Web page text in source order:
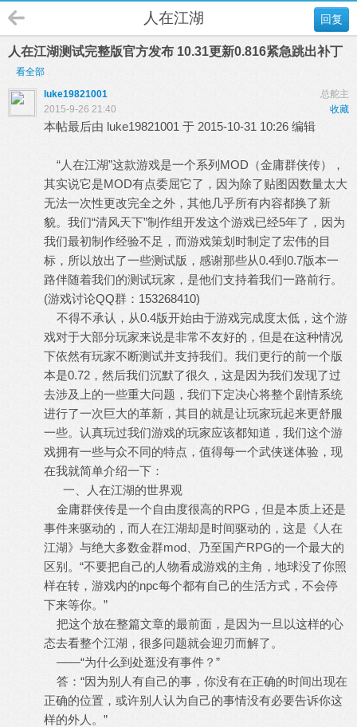
回复
人在江湖
人在江湖测试完整版官方发布 10.31更新0.816紧急跳出补丁
看全部
总舵主
luke19821001
收藏
2015-9-26 21:40
本帖最后由 luke19821001 于 2015-10-31 10:26 编辑
“人在江湖”这款游戏是一个系列MOD（金庸群侠传），
其实说它是MOD有点委屈它了，因为除了贴图因数量太大
无法一次性更改完全之外，其他几乎所有内容都换了新
貌。我们“清风天下”制作组开发这个游戏已经5年了，因为
我们最初制作经验不足，而游戏策划时制定了宏伟的目
标，所以放出了一些测试版，感谢那些从0.4到0.7版本一
路伴随着我们的测试玩家，是他们支持着我们一路前行。
(游戏讨论QQ群：153268410)
不得不承认，从0.4版开始由于游戏完成度太低，这个游
戏对于大部分玩家来说是非常不友好的，但是在这种情况
下依然有玩家不断测试并支持我们。我们更行的前一个版
本是0.72，然后我们沉默了很久，这是因为我们发现了过
去涉及上的一些重大问题，我们下定决心将整个剧情系统
进行了一次巨大的革新，其目的就是让玩家玩起来更舒服
一些。认真玩过我们游戏的玩家应该都知道，我们这个游
戏拥有一些与众不同的特点，值得每一个武侠迷体验，现
在我就简单介绍一下：
一、人在江湖的世界观
金庸群侠传是一个自由度很高的RPG，但是本质上还是
事件来驱动的，而人在江湖却是时间驱动的，这是《人在
江湖》与绝大多数金群mod、乃至国产RPG的一个最大的
区别。“不要把自己的人物看成游戏的主角，地球没了你照
样在转，游戏内的npc每个都有自己的生活方式，不会停
下来等你。”
把这个放在整篇文章的最前面，是因为一旦以这样的心
态去看整个江湖，很多问题就会迎刃而解了。
——“为什么到处逛没有事件？”
答：“因为别人有自己的事，你没有在正确的时间出现在
正确的位置，或许别人认为自己的事情没有必要告诉你这
样的外人。”